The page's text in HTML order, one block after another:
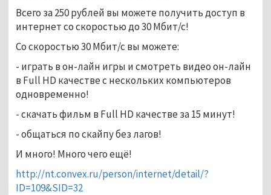
Всего за 250 рублей вы можете получить доступ в
интернет со скоростью до 30 Мбит/с!
Со скоростью 30 Мбит/с вы можете:
- играть в он-лайн игры и смотреть видео он-лайн
в Full HD качестве с нескольких компьютеров
одновременно!
- скачать фильм в Full HD качестве за 15 минут!
- общаться по скайпу без лагов!
И много! Много чего ещё!
http://nt.convex.ru/person/internet/detail/?
ID=109&SID=32